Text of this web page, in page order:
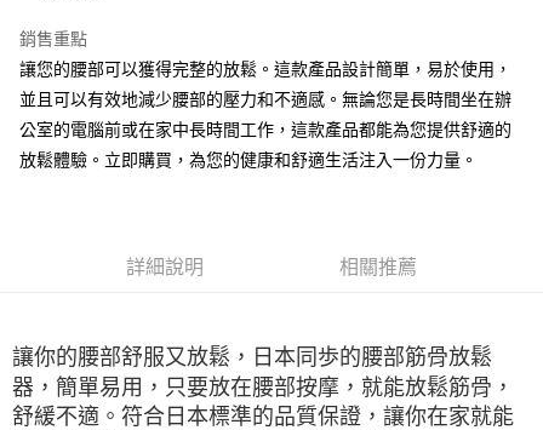
聯邦商業銀行
元大商業銀行
永豐商業銀行
台新國際商業銀行
中國信託商業銀行
台灣樂天信用卡公司
悠遊付
Google Pay
ATM付款
每筆NT$65，滿NT$999(含以上)免運費
7-11取貨付款
銷售重點
讓您的腰部可以獲得完整的放鬆。這款產品設計簡單，易於使用，
並且可以有效地減少腰部的壓力和不適感。無論您是長時間坐在辦
公室的電腦前或在家中長時間工作，這款產品都能為您提供舒適的
放鬆體驗。立即購買，為您的健康和舒適生活注入一份力量。
詳細說明 相關推薦
讓你的腰部舒服又放鬆，日本同歩的腰部筋骨放鬆
器，簡單易用，只要放在腰部按摩，就能放鬆筋骨，
舒緩不適。符合日本標準的品質保證，讓你在家就能